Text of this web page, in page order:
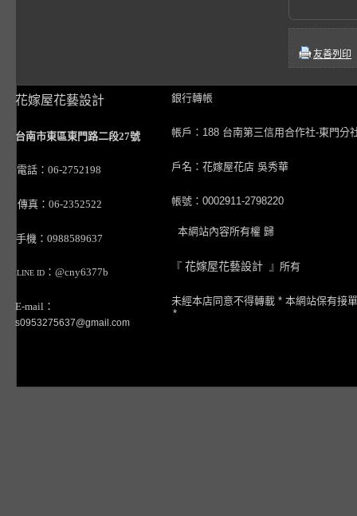
友善列印
花嫁屋花藝設計
台南市東區東門路二段27號
電話：06-2752198
傳真：06-2352522
手機：0988589637
LINE ID ：@cny6377b
E-mail：
s0953275637@gmail.com
銀行轉帳
帳戶：188 台南第三信用合作社-東門分
戶名：花嫁屋花店 吳秀華
帳號：0002911-2798220
本網站內容所有權 歸
『 花嫁屋花藝設計 』所有
未經本店同意不得轉載 * 本網站保有接
*